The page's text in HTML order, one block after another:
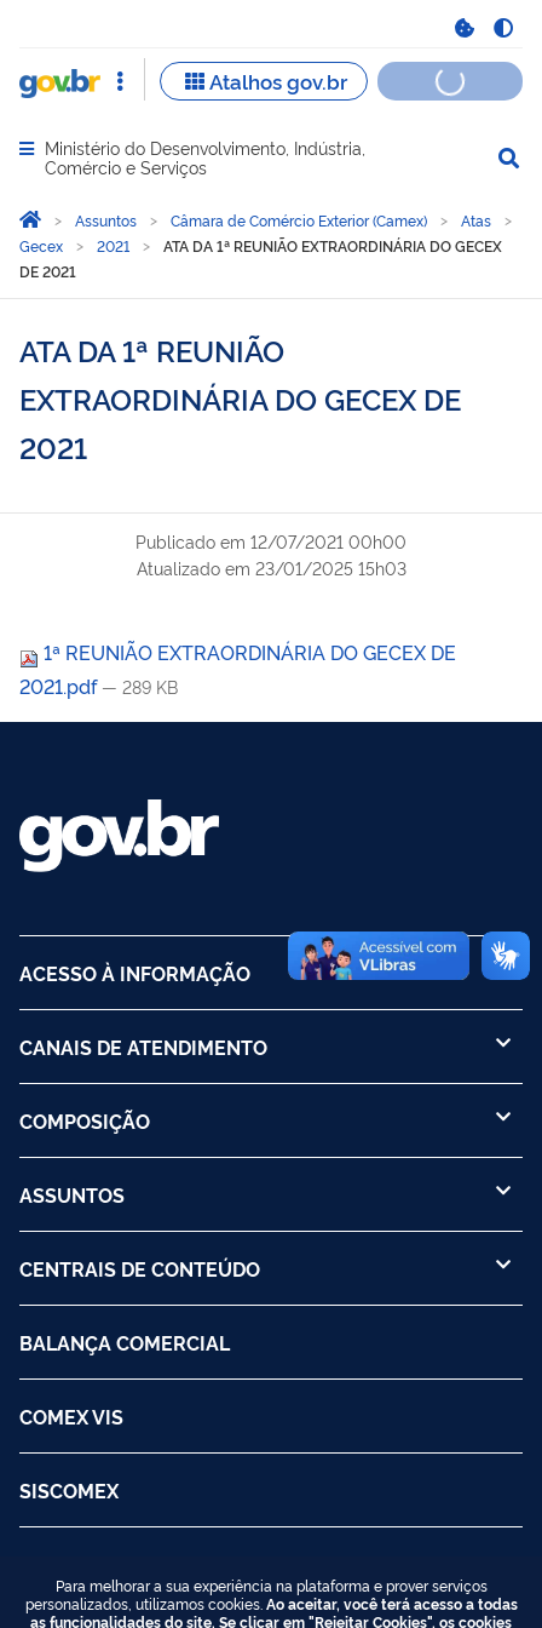
Abrir menu principal de navegação
Ministério do Desenvolvimento, Indústria,
Comércio e Serviços
Você está aqui:
Página Inicial
Assuntos Câmara de Comércio Exterior (Camex)
Atas
Gecex
2021
ATA DA 1ª REUNIÃO EXTRAORDINÁRIA DO GECEX
DE 2021
ATA DA 1ª REUNIÃO
EXTRAORDINÁRIA DO GECEX DE
2021
Publicado em 12/07/2021 00h00
Atualizado em 23/01/2025 15h03
1ª REUNIÃO EXTRAORDINÁRIA DO GECEX DE
2021.pdf — 289 KB
ACESSO À INFORMAÇÃO
CANAIS DE ATENDIMENTO
COMPOSIÇÃO
ASSUNTOS
CENTRAIS DE CONTEÚDO
BALANÇA COMERCIAL
COMEX VIS
SISCOMEX
Para melhorar a sua experiência na plataforma e prover serviços
personalizados, utilizamos cookies. Ao aceitar, você terá acesso a todas
as funcionalidades do site. Se clicar em "Rejeitar Cookies", os cookies